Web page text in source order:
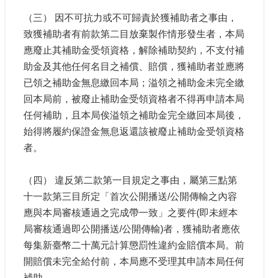
（三） 因不可抗力或不可歸責於獲補助者之事由，
致獲補助者有前款第二目放棄製作情形發生者，本局
應廢止其補助金受領資格，解除補助契約，不支付補
助金及其他任何名目之補償、賠償，獲補助者並應將
已領之補助金無息繳回本局；溢領之補助金未完全繳
回本局前，被廢止補助金受領資格者不得再申請本局
任何補助，且本局俟溢領之補助金完全繳回本局後，
始得將履約保證金無息返還該被廢止補助金受領資格
者。
（四） 違反第二款第一目規定之事由，屬第三點第
十一款第三目所定「首次公開播送/公開傳輸之內容
應與本局審核通過之完成帶一致」之要件(即未經本
局審核通過即公開播送/公開傳輸)者，獲補助者應依
每集新臺幣二十萬元計算懲罰性違約金賠償本局。前
開賠償未完全給付前，本局應不受理其申請本局任何